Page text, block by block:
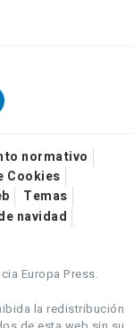
normativo
Cookies
Temas
navidad
Europa Press.
la redistribución